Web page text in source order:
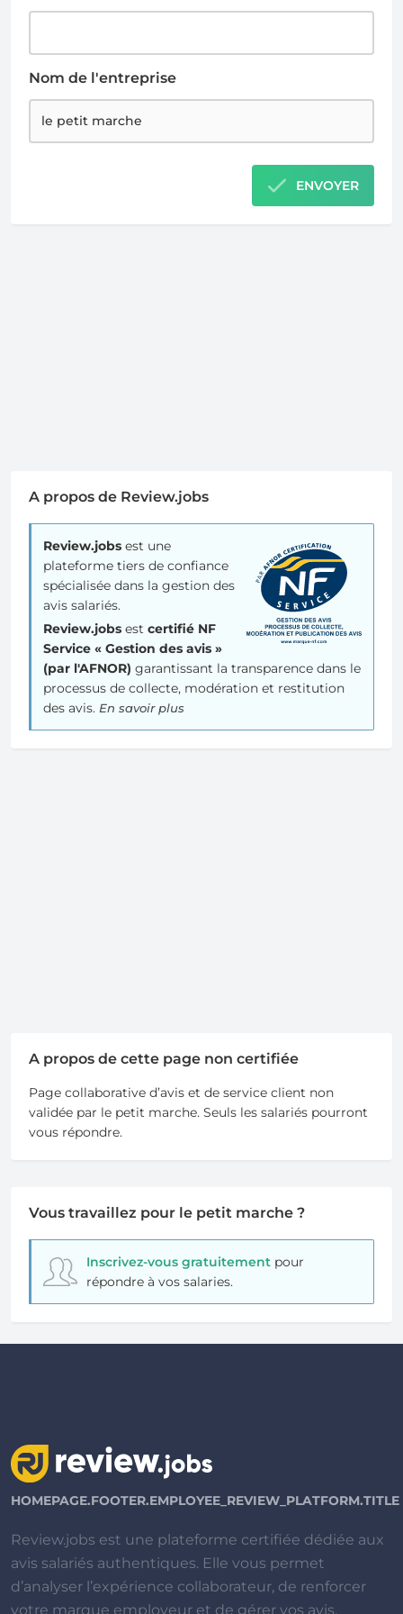
Nom de l'entreprise
ENVOYER
A propos de Review.jobs
Review.jobs est une
plateforme tiers de confiance
spécialisée dans la gestion des
avis salariés.
Review.jobs est certifié NF
Service « Gestion des avis »
(par l'AFNOR) garantissant la transparence dans le
processus de collecte, modération et restitution
des avis. En savoir plus
A propos de cette page non certifiée
Page collaborative d’avis et de service client non
validée par le petit marche. Seuls les salariés pourront
vous répondre.
Vous travaillez pour le petit marche ?
Inscrivez-vous gratuitementpour
répondre à vos salaries.
HOMEPAGE.FOOTER.EMPLOYEE_REVIEW_PLATFORM.TITLE
Review.jobs est une plateforme certifiée dédiée aux
avis salariés authentiques. Elle vous permet
d’analyser l’expérience collaborateur, de renforcer
votre marque employeur et de gérer vos avis.